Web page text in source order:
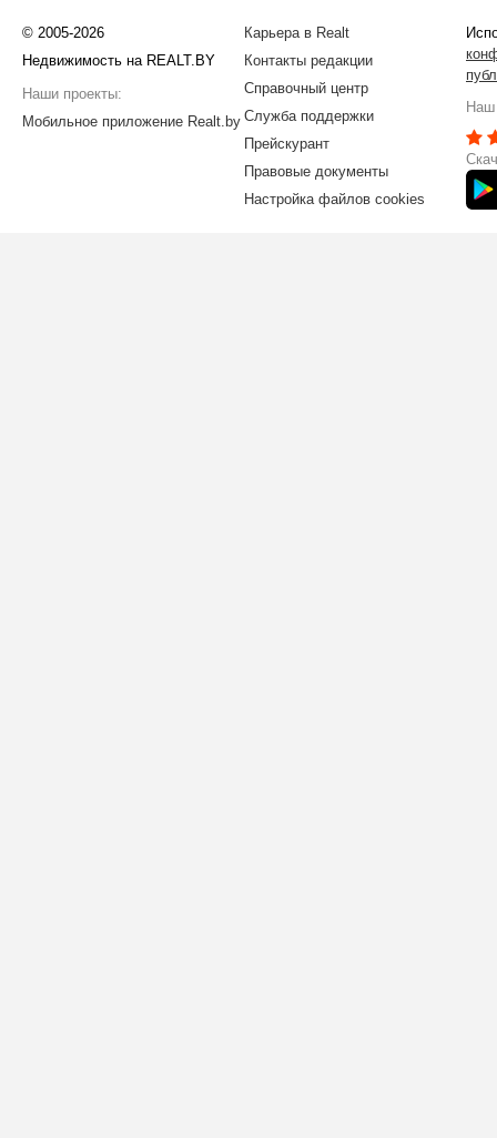
© 2005-2026
Недвижимость на REALT.BY
Наши проекты:
Мобильное приложение Realt.by
Карьера в Realt
Контакты редакции
Справочный центр
Служба поддержки
Прейскурант
Правовые документы
Настройка файлов cookies
Наш